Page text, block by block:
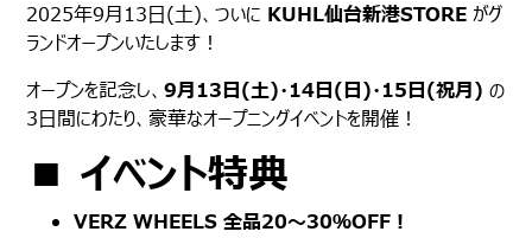
2025年9月13日(土)、ついに KUHL仙台新港STORE がグ
ランドオープンいたします！
オープンを記念し、9月13日(土)・14日(日)・15日(祝月) の
3日間にわたり、豪華なオープニングイベントを開催！
■ イベント特典
VERZ WHEELS 全品20〜30％OFF！